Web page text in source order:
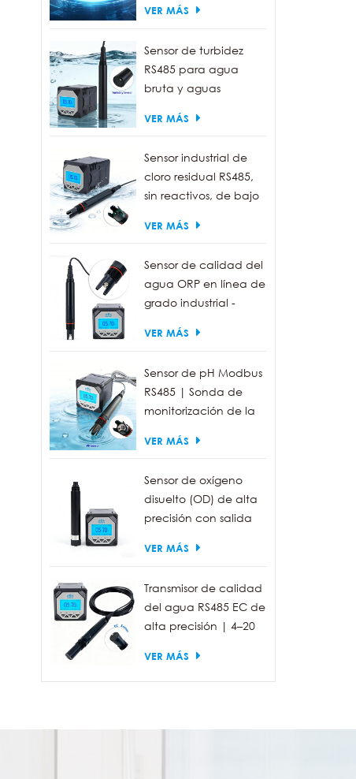
VER MÁS
Sensor de turbidez
RS485 para agua
bruta y aguas
medidora de turbidez
VER MÁS
Sensor industrial de
cloro residual RS485,
sin reactivos, de bajo
VER MÁS
Sensor de calidad del
agua ORP en línea de
grado industrial -
IP68, salida RS485
VER MÁS
Sensor de pH Modbus
RS485 | Sonda de
monitorización de la
industrial IP68
VER MÁS
Sensor de oxígeno
disuelto (OD) de alta
precisión con salida
medición de la
VER MÁS
Transmisor de calidad
del agua RS485 EC de
alta precisión | 4–20
VER MÁS